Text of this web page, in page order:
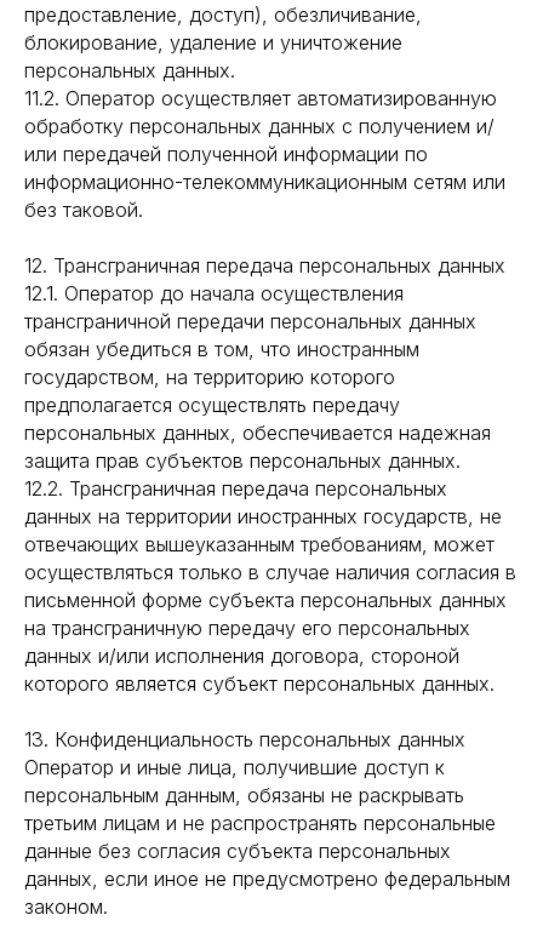
предоставление, доступ), обезличивание,
блокирование, удаление и уничтожение
персональных данных.
11.2. Оператор осуществляет автоматизированную
обработку персональных данных с получением и/
или передачей полученной информации по
информационно-телекоммуникационным сетям или
без таковой.
12. Трансграничная передача персональных данных
12.1. Оператор до начала осуществления
трансграничной передачи персональных данных
обязан убедиться в том, что иностранным
государством, на территорию которого
предполагается осуществлять передачу
персональных данных, обеспечивается надежная
защита прав субъектов персональных данных.
12.2. Трансграничная передача персональных
данных на территории иностранных государств, не
отвечающих вышеуказанным требованиям, может
осуществляться только в случае наличия согласия в
письменной форме субъекта персональных данных
на трансграничную передачу его персональных
данных и/или исполнения договора, стороной
которого является субъект персональных данных.
13. Конфиденциальность персональных данных
Оператор и иные лица, получившие доступ к
персональным данным, обязаны не раскрывать
третьим лицам и не распространять персональные
данные без согласия субъекта персональных
данных, если иное не предусмотрено федеральным
законом.